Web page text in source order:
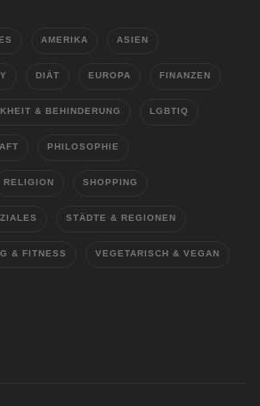
AMERIKA ASIEN
DIÄT EUROPA FINANZEN
& BEHINDERUNG LGBTIQ
PHILOSOPHIE
RELIGION SHOPPING
STÄDTE & REGIONEN
& FITNESS VEGETARISCH & VEGAN